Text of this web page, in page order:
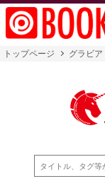
トップページ グラビア
検
索: